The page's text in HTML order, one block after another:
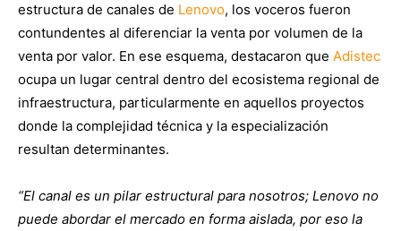
estructura de canales de Lenovo, los voceros fueron
contundentes al diferenciar la venta por volumen de la
venta por valor. En ese esquema, destacaron que Adistec
ocupa un lugar central dentro del ecosistema regional de
infraestructura, particularmente en aquellos proyectos
donde la complejidad técnica y la especialización
resultan determinantes.
“El canal es un pilar estructural para nosotros; Lenovo no
puede abordar el mercado en forma aislada, por eso la